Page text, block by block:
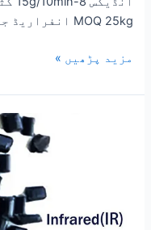
MOQ 25kg انفراریڈ جذب کرنے والا ماسٹر بیچ ہے
مزید پڑھیں »
انفراریڈ